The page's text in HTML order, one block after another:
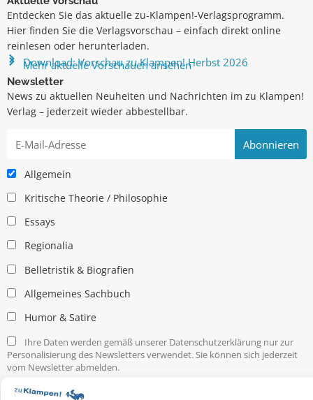
Entdecken Sie das aktuelle zu-Klampen!-Verlagsprogramm.
Hier finden Sie die Verlagsvorschau – einfach direkt online
reinlesen oder herunterladen.
Download: Vorschau zu Klampen! Herbst 2026
Mehr aktuelle Vorschauen ansehen
Newsletter
News zu aktuellen Neuheiten und Nachrichten im zu Klampen!
Verlag – jederzeit wieder abbestellbar.
Allgemein
Kritische Theorie / Philosophie
Essays
Regionalia
Belletristik & Biografien
Allgemeines Sachbuch
Humor & Satire
Ihre Daten werden gemäß unserer Datenschutzerklärung nur zur
Personalisierung des Newsletters verwendet. Sie können sich jederzeit
vom Newsletter abmelden.
Service & Infos